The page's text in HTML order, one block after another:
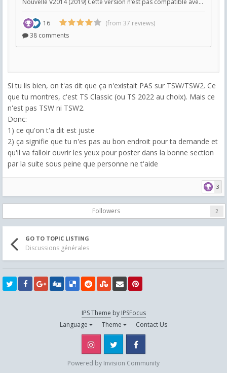
Si tu lis bien, on t'as dit que ça n'existait PAS sur TSW/TSW2. Ce
que tu montres, c'est TS Classic (ou TS 2022 au choix). Mais ce
n'est pas TSW ni TSW2.
Donc:
1) ce qu'on t'a dit est juste
2) ça signifie que tu n'es pas au bon endroit pour ta demande et
qu'il va falloir ouvrir les yeux pour poster dans la bonne section
par la suite sous peine que personne ne t'aide
3
Followers 2
GO TO TOPIC LISTING
Discussions générales
IPS Theme by IPSFocus
Language
Theme Contact Us
Instagram Twitter
Powered by Invision Community